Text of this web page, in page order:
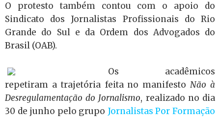
O protesto também contou com o apoio do
Sindicato dos Jornalistas Profissionais do Rio
Grande do Sul e da Ordem dos Advogados do
Brasil (OAB).
Os acadêmicos
repetiram a trajetória feita no manifesto Não à
Desregulamentação do Jornalismo, realizado no dia
30 de junho pelo grupo Jornalistas Por Formação